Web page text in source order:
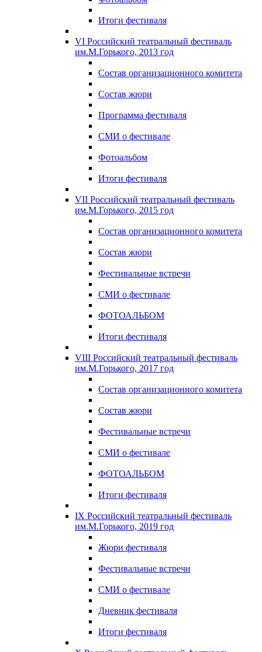
Итоги фестиваля
VI Российский театральный фестиваль
им.М.Горького, 2013 год
Состав организационного комитета
Состав жюри
Программа фестиваля
СМИ о фестивале
Фотоальбом
Итоги фестиваля
VII Российский театральный фестиваль
им.М.Горького, 2015 год
Состав организационного комитета
Состав жюри
Фестивальные встречи
СМИ о фестивале
ФОТОАЛЬБОМ
Итоги фестиваля
VIII Российский театральный фестиваль
им.М.Горького, 2017 год
Состав организационного комитета
Состав жюри
Фестивальные встречи
СМИ о фестивале
ФОТОАЛЬБОМ
Итоги фестиваля
IX Российский театральный фестиваль
им.М.Горького, 2019 год
Жюри фестиваля
Фестивальные встречи
СМИ о фестивале
Дневник фестиваля
Итоги фестиваля